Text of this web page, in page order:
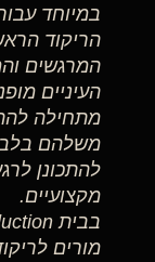
במיוחד
הריקוד
המרגשים
העיניים
מתחילה
משלהם בלב
להתכונן
מקצועיים.
מורים